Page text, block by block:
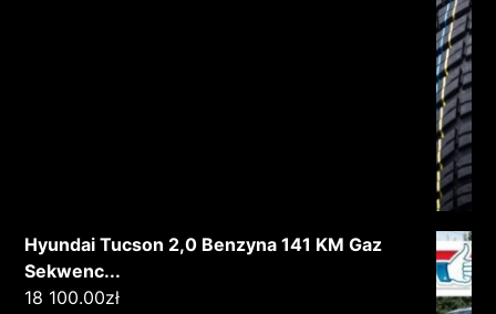
Hyundai Tucson 2,0 Benzyna 141 KM Gaz
Sekwenc...
18 100.00zł